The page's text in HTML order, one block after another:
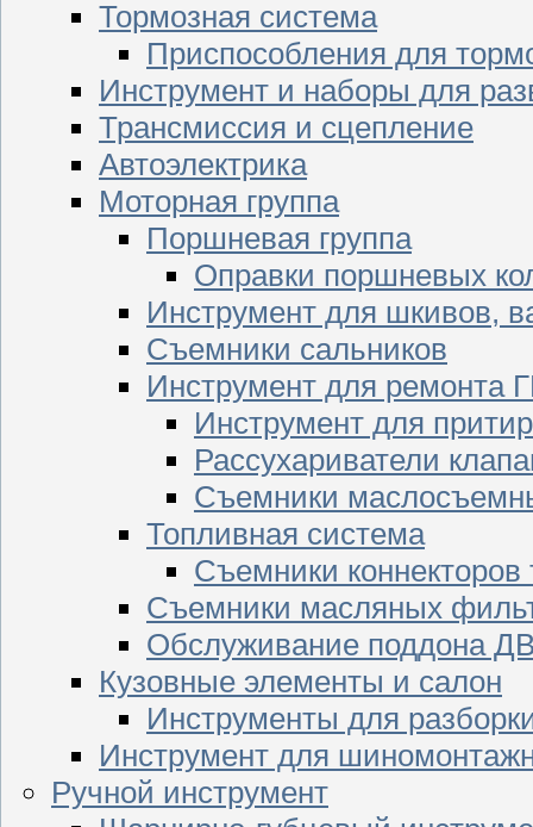
Тормозная система
Приспособления для
Инструмент и наборы для
Трансмиссия и сцепление
Автоэлектрика
Моторная группа
Поршневая группа
Оправки поршневых
Инструмент для шкивов,
Съемники сальников
Инструмент для ремонта
Инструмент для
Рассухариватели
Съемники
Топливная система
Съемники
Съемники масляных
Обслуживание поддона
Кузовные элементы и салон
Инструменты для
Инструмент для
Ручной инструмент